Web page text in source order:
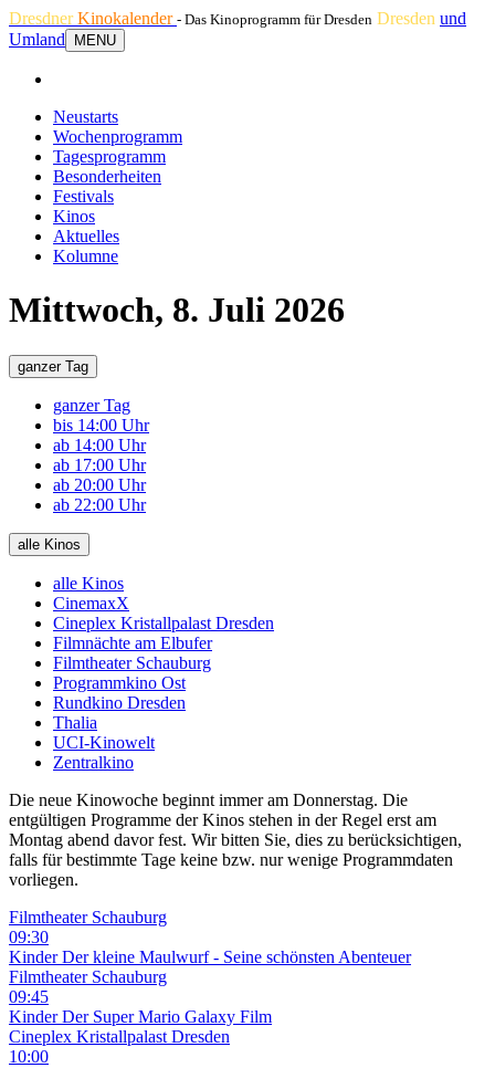
DresdnerKinokalender - Das Kinoprogramm für Dresden Dresden und
Umland
MENU
Neustarts
Wochenprogramm
Tagesprogramm
Besonderheiten
Festivals
Kinos
Aktuelles
Kolumne
Mittwoch, 8. Juli 2026
ganzer Tag
ganzer Tag
bis 14:00 Uhr
ab 14:00 Uhr
ab 17:00 Uhr
ab 20:00 Uhr
ab 22:00 Uhr
alle Kinos
alle Kinos
CinemaxX
Cineplex Kristallpalast Dresden
Filmnächte am Elbufer
Filmtheater Schauburg
Programmkino Ost
Rundkino Dresden
Thalia
UCI-Kinowelt
Zentralkino
Die neue Kinowoche beginnt immer am Donnerstag. Die
entgültigen Programme der Kinos stehen in der Regel erst am
Montag abend davor fest. Wir bitten Sie, dies zu berücksichtigen,
falls für bestimmte Tage keine bzw. nur wenige Programmdaten
vorliegen.
Filmtheater Schauburg
09:30
Kinder Der kleine Maulwurf - Seine schönsten Abenteuer
Filmtheater Schauburg
09:45
Kinder Der Super Mario Galaxy Film
Cineplex Kristallpalast Dresden
10:00